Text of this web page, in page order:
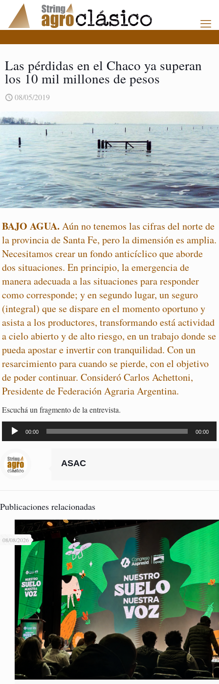
Las pérdidas en el Chaco ya superan
los 10 mil millones de pesos
08/05/2019
BAJO AGUA. Aún no tenemos las cifras del norte de
la provincia de Santa Fe, pero la dimensión es amplia.
Necesitamos crear un fondo anticíclico que aborde
dos situaciones. En principio, la emergencia de
manera adecuada a las situaciones para responder
como corresponde; y en segundo lugar, un seguro
(integral) que se dispare en el momento oportuno y
asista a los productores, transformando está actividad
a cielo abierto y de alto riesgo, en un trabajo donde se
pueda apostar e invertir con tranquilidad. Con un
resarcimiento para cuando se pierde, con el objetivo
de poder continuar. Consideró Carlos Achettoni,
Presidente de Federación Agraria Argentina.
Escuchá un fragmento de la entrevista.
Reproductor
audio
00:00 00:00
ASAC
Publicaciones relacionadas
08/08/2026